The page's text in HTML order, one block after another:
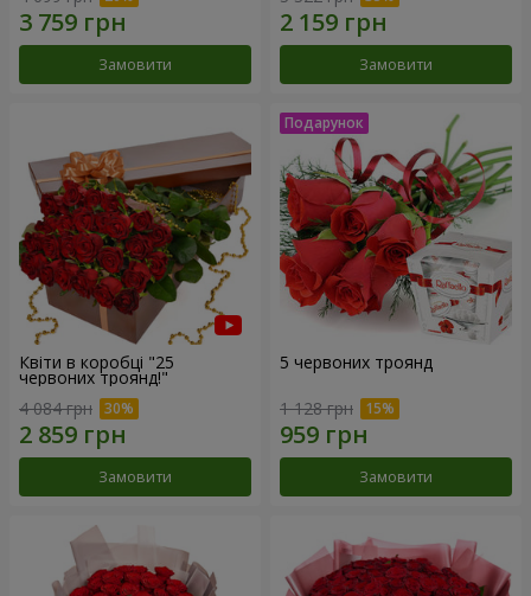
Замовити Замовити
Квіти в коробці "25
червоних троянд!"
4 084 грн
Замовити
5 червоних троянд
1 128 грн
Замовити